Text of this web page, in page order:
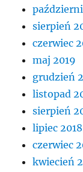
sierpień
czerwiec
maj 2019
grudzień
listopad
sierpień
lipiec 2018
czerwiec
kwiecień